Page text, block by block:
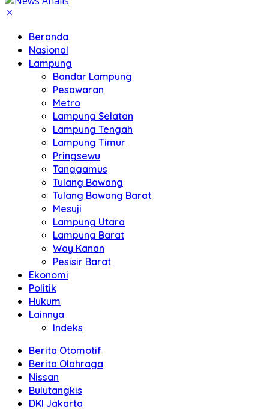
Beranda
Nasional
Lampung
Bandar Lampung
Pesawaran
Metro
Lampung Selatan
Lampung Tengah
Lampung Timur
Pringsewu
Tanggamus
Tulang Bawang
Tulang Bawang Barat
Mesuji
Lampung Utara
Lampung Barat
Way Kanan
Pesisir Barat
Ekonomi
Politik
Hukum
Lainnya
Indeks
Berita Otomotif
Berita Olahraga
Nissan
Bulutangkis
DKI Jakarta